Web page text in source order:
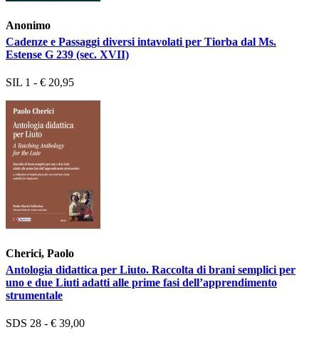
Anonimo
Cadenze e Passaggi diversi intavolati per Tiorba dal Ms.
Estense G 239 (sec. XVII)
SIL 1 - € 20,95
Cherici, Paolo
Antologia didattica per Liuto. Raccolta di brani semplici per
uno e due Liuti adatti alle prime fasi dell’apprendimento
strumentale
SDS 28 - € 39,00